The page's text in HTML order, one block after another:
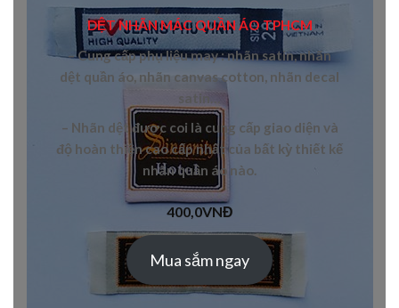
DỆT NHÃN MÁC QUẦN ÁO TPHCM
– Cung cấpphụ liệu may:nhãn satin, nhãn
dệt quần áo, nhãn canvas cotton, nhãn decal
satin
– Nhãn dệt được coi là cung cấp giao diện và
độ hoàn thiện cao cấp nhất của bất kỳ thiết kế
nhãn quần áo nào.
400,0VNĐ
Mua sắm ngay